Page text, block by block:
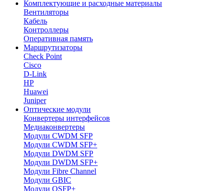
Комплектующие и расходные материалы
Вентиляторы
Кабель
Контроллеры
Оперативная память
Маршрутизаторы
Check Point
Cisco
D-Link
HP
Huawei
Juniper
Оптические модули
Конвертеры интерфейсов
Медиаконвертеры
Модули CWDM SFP
Модули CWDM SFP+
Модули DWDM SFP
Модули DWDM SFP+
Модули Fibre Channel
Модули GBIC
Модули QSFP+